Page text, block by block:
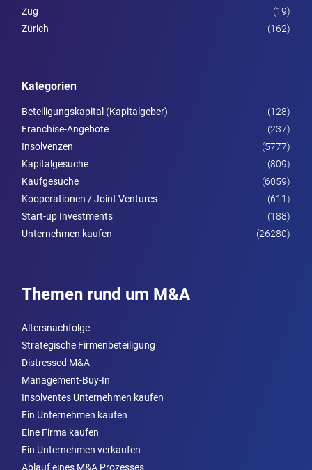
Zug
(19)
Zürich
(162)
Kategorien
Beteiligungskapital (Kapitalgeber)
(128)
Franchise-Angebote
(237)
Insolvenzen
(5777)
Kapitalgesuche
(809)
Kaufgesuche
(6059)
Kooperationen / Joint Ventures
(611)
Start-up Investments
(188)
Unternehmen kaufen
(26280)
Themen rund um M&A
Altersnachfolge
Strategische Firmenbeteiligung
Distressed M&A
Management-Buy-In
Insolventes Unternehmen kaufen
Ein Unternehmen kaufen
Eine Firma kaufen
Ein Unternehmen verkaufen
Ablauf eines M&A Prozesses